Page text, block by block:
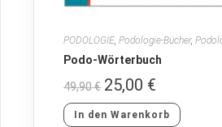
PODOLOGIE,Podologie-Bücher,
Podo-Wörterbuch
49,90€ 25,00 €
In den Warenkorb